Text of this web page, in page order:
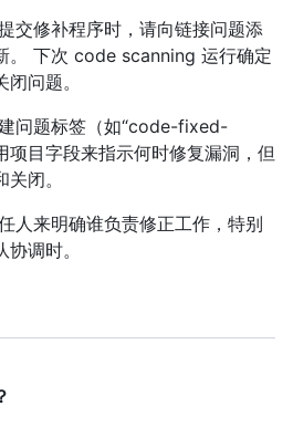
交修补程序时，请向链接问题添
。 下次 code scanning 运行确定
问题。
问题标签（如“code-fixed-
目字段来指示何时修复漏洞，但
闭。
人来明确谁负责修正工作，特别
调时。